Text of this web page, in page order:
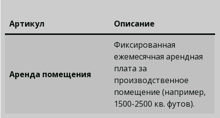
Артикул Описание
Аренда помещения
Фиксированная
ежемесячная арендная
плата за
производственное
помещение (например,
1500-2500 кв. футов).